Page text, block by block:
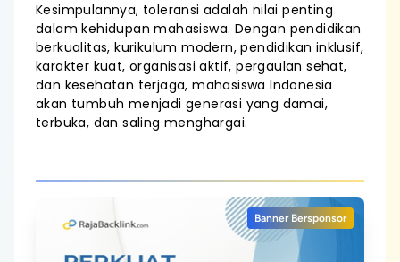
Kesimpulannya, toleransi adalah nilai penting
dalam kehidupan mahasiswa. Dengan pendidikan
berkualitas, kurikulum modern, pendidikan inklusif,
karakter kuat, organisasi aktif, pergaulan sehat,
dan kesehatan terjaga, mahasiswa Indonesia
akan tumbuh menjadi generasi yang damai,
terbuka, dan saling menghargai.
Banner Bersponsor